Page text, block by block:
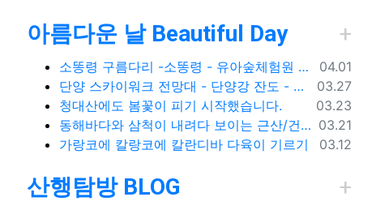
아름다운 날 Beautiful Day
등록일
04.01
소똥령 구름다리 -소똥령 - 유아숲체험원 - 장신유원지 / 캠핑장
등록일
03.27
단양 스카이워크 전망대 - 단양강 잔도 - 도담삼봉 / 석문 - 영월 청령포 입장료 주차료
등록일
03.23
청대산에도 봄꽃이 피기 시작했습니다.
등록일
03.21
동해바다와 삼척이 내려다 보이는 근산/건산
등록일
03.12
가랑코에 칼랑코에 칼란디바 다육이 기르기
산행탐방 BLOG